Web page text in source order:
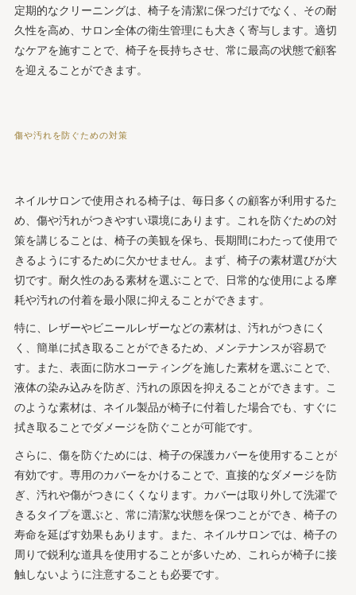
定期的なクリーニングは、椅子を清潔に保つだけでなく、その耐
久性を高め、サロン全体の衛生管理にも大きく寄与します。適切
なケアを施すことで、椅子を長持ちさせ、常に最高の状態で顧客
を迎えることができます。
傷や汚れを防ぐための対策
ネイルサロンで使用される椅子は、毎日多くの顧客が利用するた
め、傷や汚れがつきやすい環境にあります。これを防ぐための対
策を講じることは、椅子の美観を保ち、長期間にわたって使用で
きるようにするために欠かせません。まず、椅子の素材選びが大
切です。耐久性のある素材を選ぶことで、日常的な使用による摩
耗や汚れの付着を最小限に抑えることができます。
特に、レザーやビニールレザーなどの素材は、汚れがつきにく
く、簡単に拭き取ることができるため、メンテナンスが容易で
す。また、表面に防水コーティングを施した素材を選ぶことで、
液体の染み込みを防ぎ、汚れの原因を抑えることができます。こ
のような素材は、ネイル製品が椅子に付着した場合でも、すぐに
拭き取ることでダメージを防ぐことが可能です。
さらに、傷を防ぐためには、椅子の保護カバーを使用することが
有効です。専用のカバーをかけることで、直接的なダメージを防
ぎ、汚れや傷がつきにくくなります。カバーは取り外して洗濯で
きるタイプを選ぶと、常に清潔な状態を保つことができ、椅子の
寿命を延ばす効果もあります。また、ネイルサロンでは、椅子の
周りで鋭利な道具を使用することが多いため、これらが椅子に接
触しないように注意することも必要です。